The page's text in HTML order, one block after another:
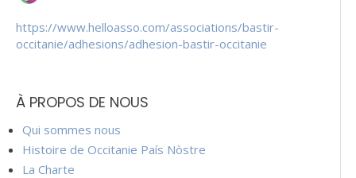
https://www.helloasso.com/associations/bastir-
occitanie/adhesions/adhesion-bastir-occitanie
À PROPOS DE NOUS
Qui sommes nous
Histoire de Occitanie País Nòstre
La Charte